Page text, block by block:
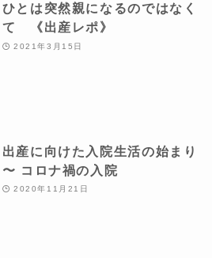
ひとは突然親になるのではなく
て 《出産レポ》
2021年3月15日
出産に向けた入院生活の始まり
〜 コロナ禍の入院
2020年11月21日